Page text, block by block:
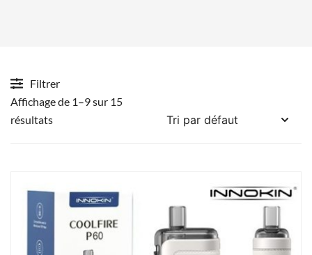
Filtrer
Affichage de 1–9 sur 15
résultats